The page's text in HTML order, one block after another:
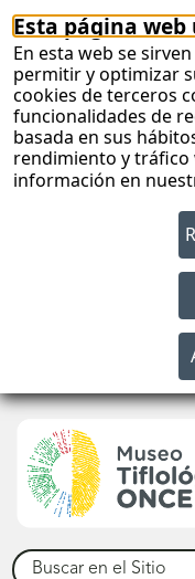
Esta página web
En esta web se
permitir y optimizar
cookies de terceros
funcionalidades de
basada en sus
rendimiento y tráfico
información en
Buscar